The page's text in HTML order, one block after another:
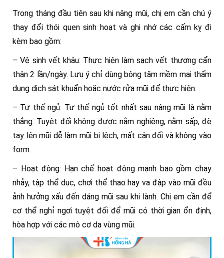
Trong tháng đầu tiên sau khi nâng mũi, chị em cần chú ý
thay đổi thói quen sinh hoạt và ghi nhớ các cấm kỵ đi
kèm bao gồm:
– Vệ sinh vết khâu: Thực hiện làm sạch vết thương cẩn
thận 2 lần/ngày. Lưu ý chỉ dùng bông tăm mềm mại thấm
dung dịch sát khuẩn hoặc nước rửa mũi để thực hiện.
– Tư thế ngủ: Tư thế ngủ tốt nhất sau nâng mũi là nằm
thẳng. Tuyệt đối không được nằm nghiêng, nằm sấp, đè
tay lên mũi dễ làm mũi bị lệch, mất cân đối và không vào
form.
– Hoạt động: Hạn chế hoạt động mạnh bao gồm chạy
nhảy, tập thể dục, chơi thể thao hay va đập vào mũi đều
ảnh hưởng xấu đến dáng mũi sau khi lành. Chị em cần để
cơ thể nghỉ ngơi tuyệt đối để mũi có thời gian ổn định,
hòa hợp với các mô cơ da vùng mũi.